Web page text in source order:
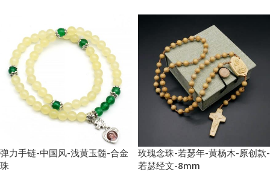
弹力手链-中国风-浅黄玉髓-合金
珠
玫瑰念珠-若瑟年-黄杨木-原创款-
若瑟经文-8mm